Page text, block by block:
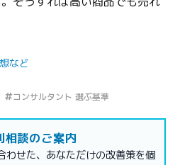
など
コンサルタント 選ぶ基準
相談のご案内
わせた、あなただけの改善策を個